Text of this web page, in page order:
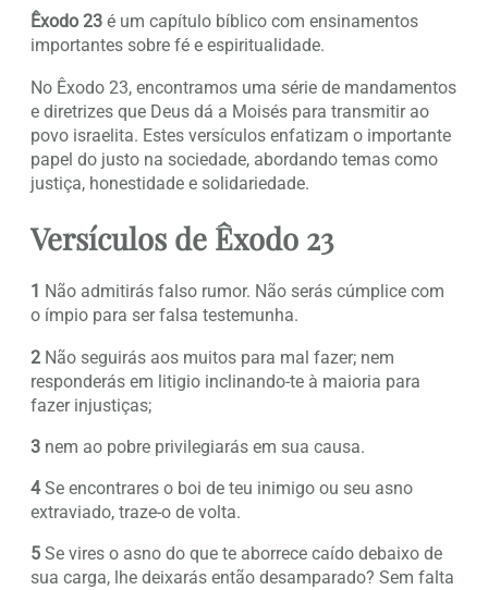
Êxodo 23 é um capítulo bíblico com ensinamentos
importantes sobre fé e espiritualidade.
No Êxodo 23, encontramos uma série de mandamentos
e diretrizes que Deus dá a Moisés para transmitir ao
povo israelita. Estes versículos enfatizam o importante
papel do justo na sociedade, abordando temas como
justiça, honestidade e solidariedade.
Versículos de Êxodo 23
1 Não admitirás falso rumor. Não serás cúmplice com
o ímpio para ser falsa testemunha.
2 Não seguirás aos muitos para mal fazer; nem
responderás em litigio inclinando-te à maioria para
fazer injustiças;
3 nem ao pobre privilegiarás em sua causa.
4Se encontrares o boi de teu inimigo ou seu asno
extraviado, traze-o de volta.
5 Se vires o asno do que te aborrece caído debaixo de
sua carga, lhe deixarás então desamparado? Sem falta